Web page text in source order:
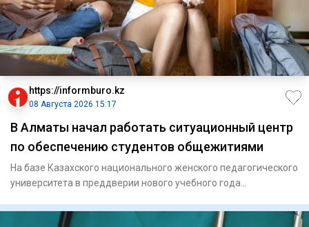
https://informburo.kz
08 Августа 2026 15:17
В Алматы начал работать ситуационный центр
по обеспечению студентов общежитиями
На базе Казахского национального женского педагогического
университета в преддверии нового учебного года